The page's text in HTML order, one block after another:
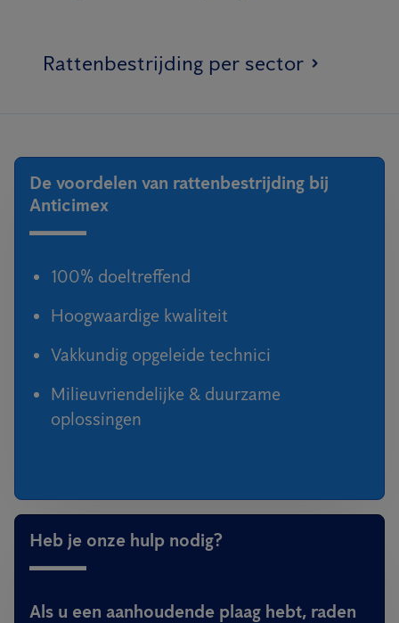
Rattenbestrijding per sector
De voordelen van rattenbestrijding bij
Anticimex
100% doeltreffend
Hoogwaardige kwaliteit
Vakkundig opgeleide technici
Milieuvriendelijke & duurzame
oplossingen
Heb je onze hulp nodig?
Als u een aanhoudende plaag hebt, raden